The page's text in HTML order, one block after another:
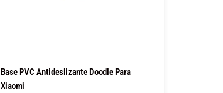
Base PVC Antideslizante Doodle Para
Xiaomi